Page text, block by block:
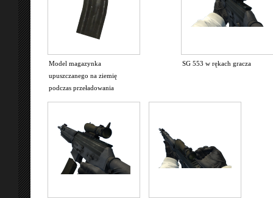
Model magazynka
upuszczanego na ziemię
podczas przeładowania
SG 553 w rękach gracza